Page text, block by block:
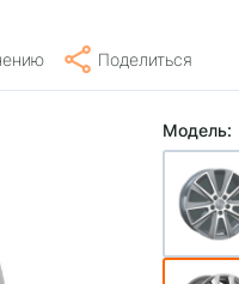
Поделиться
Модель: